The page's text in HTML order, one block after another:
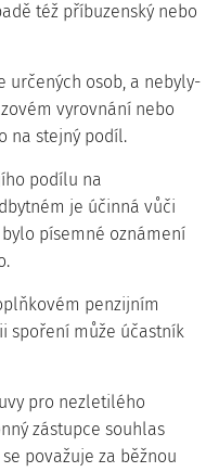
též příbuzenský nebo
určených osob, a nebyly-
vyrovnání nebo
na stejný podíl.
podílu na
je účinná vůči
písemné oznámení
penzijním
spoření může účastník
pro nezletilého
zástupce souhlas
považuje za běžnou